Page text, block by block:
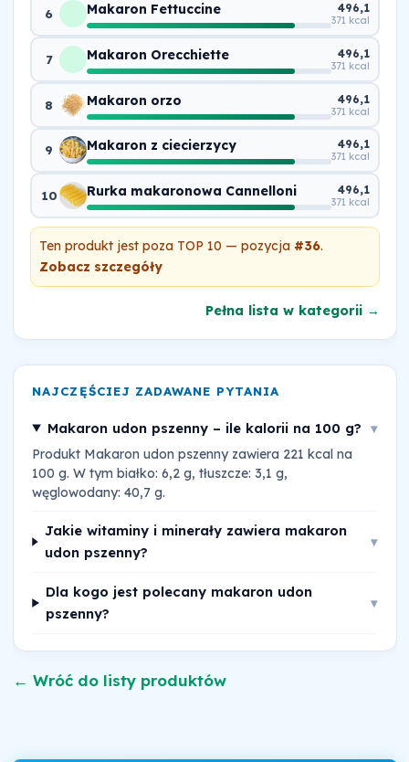
6 Makaron Fettuccine 496,1
371 kcal
7 Makaron Orecchiette 496,1
371 kcal
8 Makaron orzo 496,1
371 kcal
9 Makaron z ciecierzycy 496,1
371 kcal
10 Rurka makaronowa Cannelloni 496,1
371 kcal
Ten produkt jest poza TOP 10 — pozycja #36.
Zobacz szczegóły
Pełna lista w kategorii →
NAJCZĘŚCIEJ ZADAWANE PYTANIA
Makaron udon pszenny – ile kalorii na 100 g? ▾
Produkt Makaron udon pszenny zawiera 221 kcal na
100 g. W tym białko: 6,2 g, tłuszcze: 3,1 g,
węglowodany: 40,7 g.
Jakie witaminy i minerały zawiera makaron
udon pszenny?
▾
Dla kogo jest polecany makaron udon
pszenny?
▾
← Wróć do listy produktów